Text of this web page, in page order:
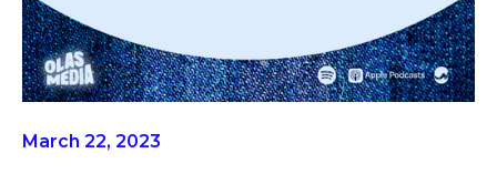
March 22, 2023